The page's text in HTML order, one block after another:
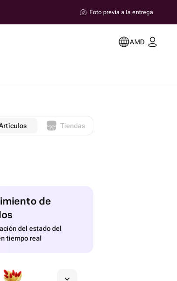
Foto previa a la entrega
AMD
Tiendas
de
del estado del
tiempo real